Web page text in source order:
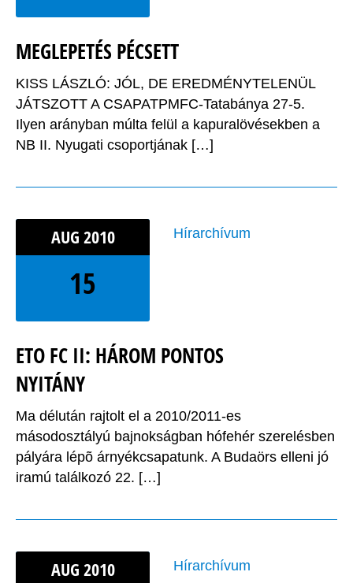
MEGLEPETÉS PÉCSETT
KISS LÁSZLÓ: JÓL, DE EREDMÉNYTELENÜL
JÁTSZOTT A CSAPATPMFC-Tatabánya 27-5.
Ilyen arányban múlta felül a kapuralövésekben a
NB II. Nyugati csoportjának […]
AUG 2010
15
Hírarchívum
ETO FC II: HÁROM PONTOS
NYITÁNY
Ma délután rajtolt el a 2010/2011-es
másodosztályú bajnokságban hófehér szerelésben
pályára lépõ árnyékcsapatunk. A Budaörs elleni jó
iramú találkozó 22. […]
AUG 2010 Hírarchívum